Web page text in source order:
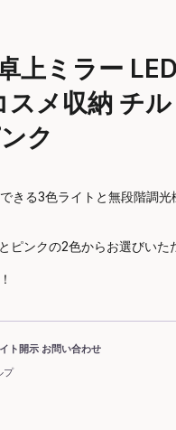
上ミラー
メ収納 チ
ク
きる3色ライトと無段階調
ンクの2色からお選びい
ト開示·お問い合わせ
プ